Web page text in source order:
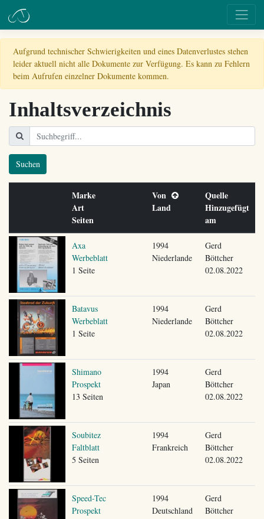
Aufgrund technischer Schwierigkeiten und eines Datenverlustes stehen
leider aktuell nicht alle Dokumente zur Verfügung. Es kann zu Fehlern
beim Aufrufen einzelner Dokumente kommen.
Inhaltsverzeichnis
Suchen
Marke
Art
Seiten
Von
Land
Quelle
Hinzugefügt
am
Axa
Werbeblatt
1 Seite
1994
Niederlande
Gerd
Böttcher
02.08.2022
Batavus
Werbeblatt
1 Seite
1994
Niederlande
Gerd
Böttcher
02.08.2022
Shimano
Prospekt
13 Seiten
1994
Japan
Gerd
Böttcher
02.08.2022
Soubitez
Faltblatt
5 Seiten
1994
Frankreich
Gerd
Böttcher
02.08.2022
Speed-Tec
Prospekt
1994
Deutschland
Gerd
Böttcher